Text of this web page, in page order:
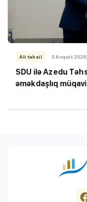
Ali təhsil 3 Avqust
SDU ilə Azedu
əməkdaşlıq